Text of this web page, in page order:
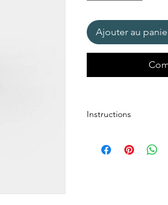
Ajouter au
Instructions